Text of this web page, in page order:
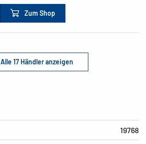
Zum Shop
Alle 17 Händler anzeigen
19768